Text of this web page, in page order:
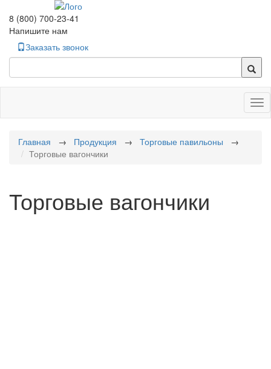
8 (800) 700-23-41
Напишите нам
Заказать звонок
Главная → Продукция → Торговые павильоны
→
Торговые вагончики
Торговые вагончики